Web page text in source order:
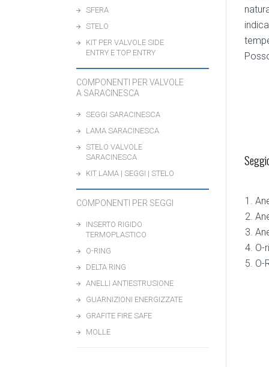
O-
O-
SFERA
STELO
KIT PER VALVOLE SIDE
ENTRY E TOP ENTRY
COMPONENTI PER VALVOLE
A SARACINESCA
SEGGI SARACINESCA
LAMA SARACINESCA
STELO VALVOLE
SARACINESCA
KIT LAMA | SEGGI | STELO
COMPONENTI PER SEGGI
INSERTO RIGIDO
TERMOPLASTICO
O-RING
DELTA RING
ANELLI ANTIESTRUSIONE
GUARNIZIONI ENERGIZZATE
GRAFITE FIRE SAFE
MOLLE